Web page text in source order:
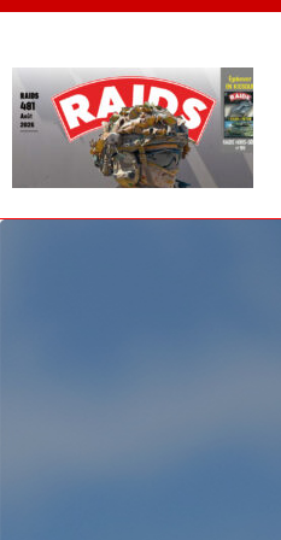
Panneau de gestion des cookies